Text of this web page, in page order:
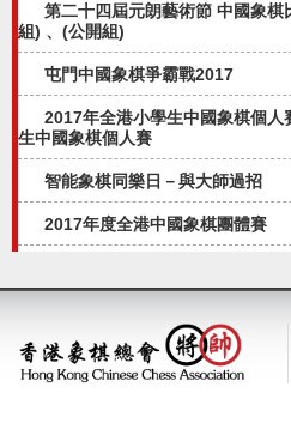
第二十四屆元朗藝術節 中國象
組) 、(公開組)
屯門中國象棋爭霸戰2017
2017年全港小學生中國象棋個人
生中國象棋個人賽
智能象棋同樂日－與大師過招
2017年度全港中國象棋團體賽